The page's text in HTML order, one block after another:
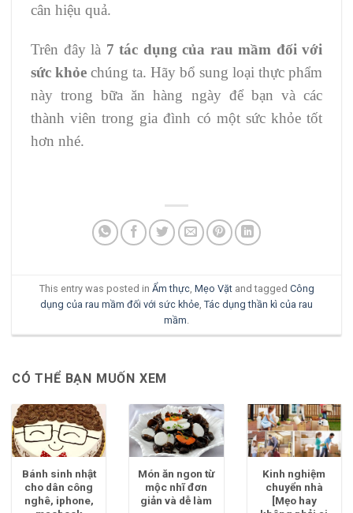
cân hiệu quả.
Trên đây là 7 tác dụng của rau mầm đối với
sức khỏe chúng ta. Hãy bổ sung loại thực phẩm
này trong bữa ăn hàng ngày để bạn và các
thành viên trong gia đình có một sức khỏe tốt
hơn nhé.
This entry was posted in Ẩm thực, Mẹo Vặtand tagged Công
dụng của rau mầm đối với sức khỏe Tác dụng thần kì của rau
mầm
CÓ THỂ BẠN MUỐN XEM
Bánh sinh nhật
cho dân công
nghê, iphone,
Món ăn ngon từ
mộc nhĩ đơn
giản và dễ làm
Kinh nghiệm
chuyển nhà
[Mẹo hay